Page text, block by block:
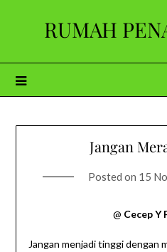
RUMAH
Jangan
Posted on 15
@ Cecep Y
Jangan menjadi tinggi dengan